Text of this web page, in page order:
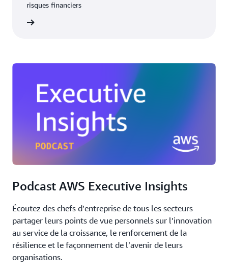
risques financiers
Podcast AWS Executive Insights
Écoutez des chefs d’entreprise de tous les secteurs
partager leurs points de vue personnels sur l’innovation
au service de la croissance, le renforcement de la
résilience et le façonnement de l’avenir de leurs
organisations.